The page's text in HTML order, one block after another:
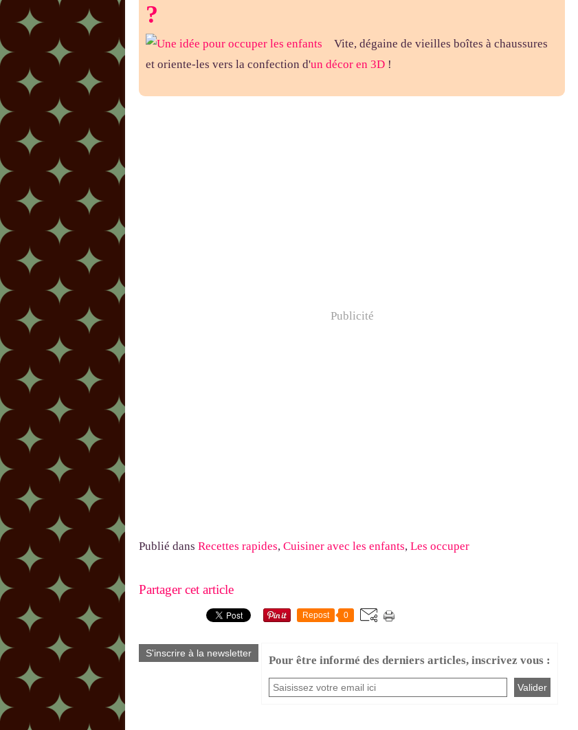
?
Vite, dégaine de vieilles boîtes à chaussures
et oriente-les vers la confection d'un décor en 3D !
Publicité
Publié dans Recettes rapides, Cuisiner avec les enfants, Les occuper
Partager cet article
Repost 0
S'inscrire à la newsletter
Pour être informé des derniers articles, inscrivez vous :